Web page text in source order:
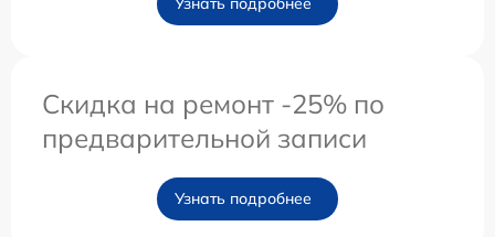
Скидка на ремонт -25% по
предварительной записи
Узнать подробнее